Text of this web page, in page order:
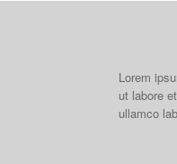
Lorem
ut labore
ullamco